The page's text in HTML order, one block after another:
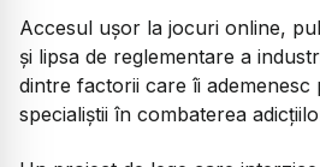
Accesul ușor la jocuri online,
și lipsa de reglementare a
dintre factorii care îi ademenesc
specialiștii în combaterea